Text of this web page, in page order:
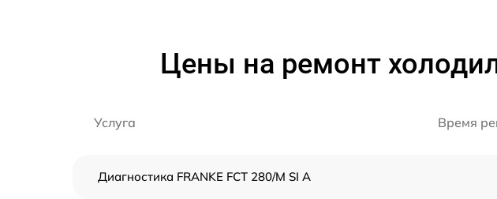
Цены на ремонт
Услуга Время
Диагностика FRANKE FCT 280/M SI A